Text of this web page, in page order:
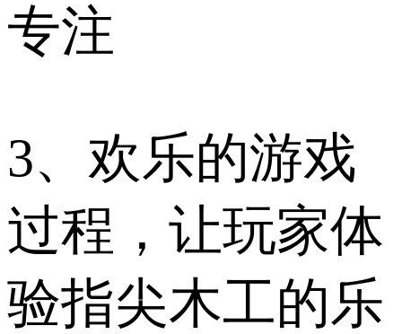
专注
3、欢乐的游戏
过程，让玩家体
验指尖木工的​​乐